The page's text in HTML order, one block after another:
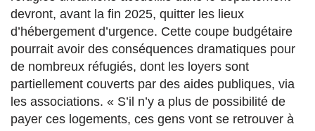
devront, avant la fin 2025, quitter les lieux
d’hébergement d’urgence. Cette coupe budgétaire
pourrait avoir des conséquences dramatiques pour
de nombreux réfugiés, dont les loyers sont
partiellement couverts par des aides publiques, via
les associations. « S’il n’y a plus de possibilité de
payer ces logements, ces gens vont se retrouver à